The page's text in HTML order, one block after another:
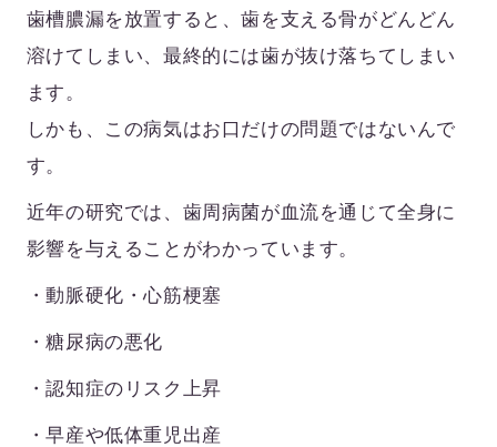
歯槽膿漏を放置すると、歯を支える骨がどんどん
溶けてしまい、最終的には歯が抜け落ちてしまい
ます。
しかも、この病気はお口だけの問題ではないんで
す。
近年の研究では、歯周病菌が血流を通じて全身に
影響を与えることがわかっています。
・動脈硬化・心筋梗塞
・糖尿病の悪化
・認知症のリスク上昇
・早産や低体重児出産